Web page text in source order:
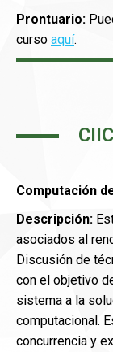
Prontuario:
curso aquí.
Computación
Descripción:
asociados al
Discusión de
con el objetivo
sistema a la
computacional.
concurrencia y